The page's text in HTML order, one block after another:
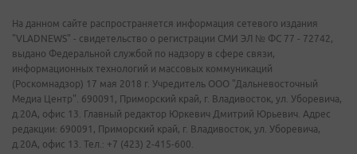
На данном сайте распространяется информация сетевого издания
"VLADNEWS" - свидетельство о регистрации СМИ ЭЛ № ФС 77 - 72742,
выдано Федеральной службой по надзору в сфере связи,
информационных технологий и массовых коммуникаций
(Роскомнадзор) 17 мая 2018 г. Учредитель ООО "Дальневосточный
Медиа Центр". 690091, Приморский край, г. Владивосток, ул. Уборевича,
д.20А, офис 13. Главный редактор Юркевич Дмитрий Юрьевич. Адрес
редакции: 690091, Приморский край, г. Владивосток, ул. Уборевича,
д.20А, офис 13. Тел.: +7 (423) 2-415-600.